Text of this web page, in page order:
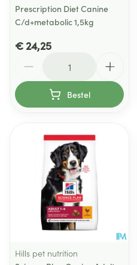
Prescription Diet Canine
C/d+metabolic 1,5kg
€ 24,25
Bestel
Hills pet nutrition